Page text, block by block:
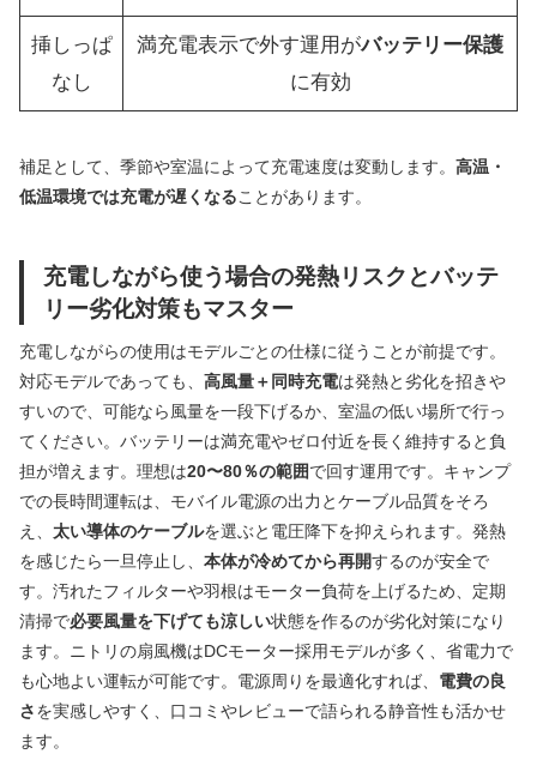
挿しっぱ
なし
満充電表示で外す運用がバッテリー保護
に有効
補足として、季節や室温によって充電速度は変動します。 高温・
低温環境では充電が遅くなることがあります。
充電しながら使う場合の発熱リスクとバッテ
リー劣化対策もマスター
充電しながらの使用はモデルごとの仕様に従うことが前提です。
対応モデルであっても、 高風量＋同時充電は発熱と劣化を招きや
すいので、可能なら風量を一段下げるか、室温の低い場所で行っ
てください。バッテリーは満充電やゼロ付近を長く維持すると負
担が増えます。理想は20〜80％の範囲で回す運用です。キャンプ
での長時間運転は、モバイル電源の出力とケーブル品質をそろ
え、 太い導体のケーブルを選ぶと電圧降下を抑えられます。発熱
を感じたら一旦停止し、 本体が冷めてから再開するのが安全で
す。汚れたフィルターや羽根はモーター負荷を上げるため、定期
清掃で必要風量を下げても涼しい状態を作るのが劣化対策になり
ます。ニトリの扇風機はDCモーター採用モデルが多く、省電力で
も心地よい運転が可能です。電源周りを最適化すれば、 電費の良
さを実感しやすく、口コミやレビューで語られる静音性も活かせ
ます。